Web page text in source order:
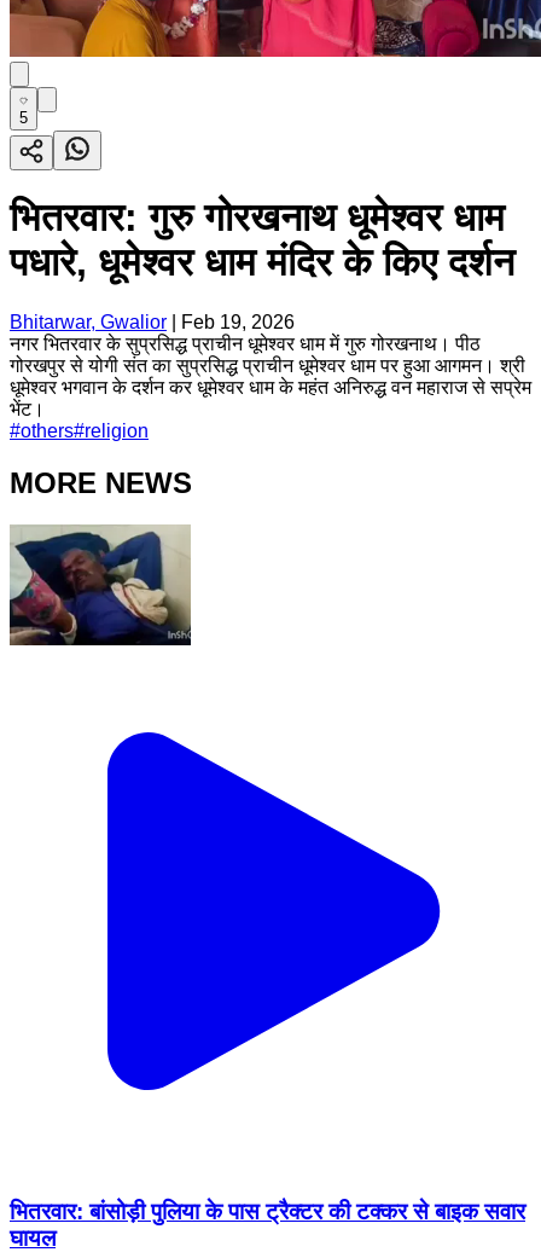
5
भितरवार: गुरु गोरखनाथ धूमेश्वर धाम
पधारे, धूमेश्वर धाम मंदिर के किए दर्शन
Bhitarwar, Gwalior
Feb 19, 2026
नगर भितरवार के सुप्रसिद्ध प्राचीन धूमेश्वर धाम में गुरु गोरखनाथ। पीठ
गोरखपुर से योगी संत का सुप्रसिद्ध प्राचीन धूमेश्वर धाम पर हुआ आगमन। श्री
धूमेश्वर भगवान के दर्शन कर धूमेश्वर धाम के महंत अनिरुद्ध वन महाराज से सप्रेम
भेंट।
#others#religion
MORE NEWS
भितरवार: बांसोड़ी पुलिया के पास ट्रैक्टर की टक्कर से बाइक सवार
घायल